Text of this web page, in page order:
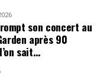
son concert au
après 90
sait…